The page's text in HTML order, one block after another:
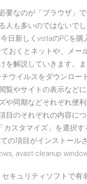
要なのが「ブラウザ」
人も多いのではないで
日新しくvistaのPCを
おくとネットや、メ
を解説していきます。
ウイルスをダウンロ
覧やサイトの表示など
や同期などそれぞれ便
目のそれぞれの内容に
カスタマイズ」を選択
の項目がインストール
avast cleanup
キュリティソフトで